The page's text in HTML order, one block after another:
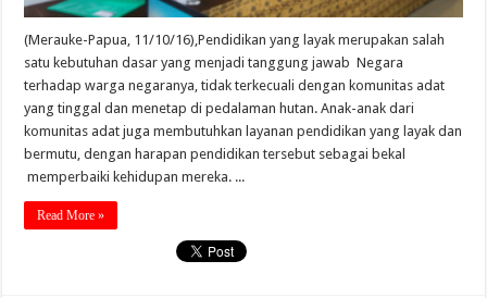
(Merauke-Papua, 11/10/16),Pendidikan yang layak merupakan salah
satu kebutuhan dasar yang menjadi tanggung jawab Negara
terhadap warga negaranya, tidak terkecuali dengan komunitas adat
yang tinggal dan menetap di pedalaman hutan. Anak-anak dari
komunitas adat juga membutuhkan layanan pendidikan yang layak dan
bermutu, dengan harapan pendidikan tersebut sebagai bekal
memperbaiki kehidupan mereka. ...
Read More »